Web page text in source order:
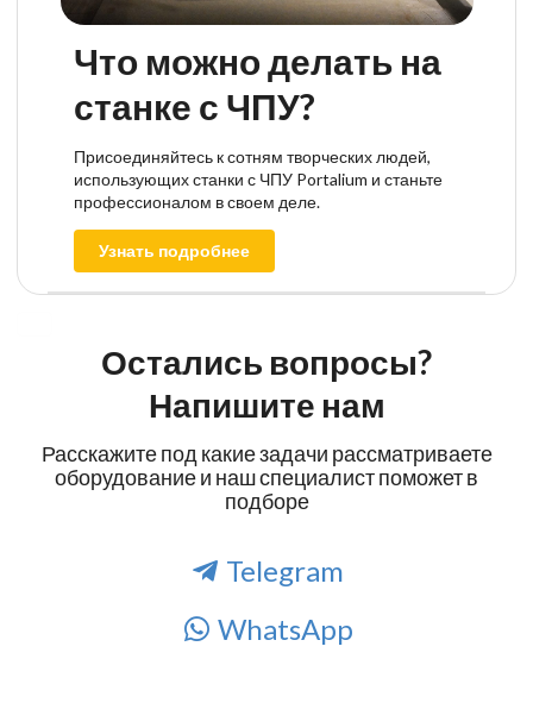
Что можно делать на
станке с ЧПУ?
Присоединяйтесь к сотням творческих людей,
использующих станки с ЧПУ Portalium и станьте
профессионалом в своем деле.
Узнать подробнее
Остались вопросы?
Напишите нам
Расскажите под какие задачи рассматриваете
оборудование и наш специалист поможет в
подборе
Telegram
WhatsApp